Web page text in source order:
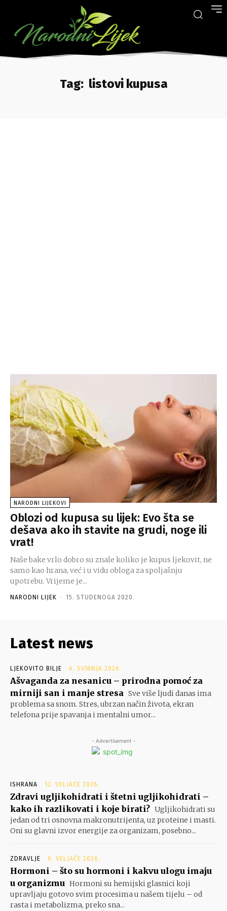
Tag: listovi kupusa
NARODNI LIJEKOVI
Oblozi od kupusa su lijek: Evo šta se
dešava ako ih stavite na grudi, noge ili
vrat!
Naše bake vrlo dobro su znale koliko je kupus ljekovit, ne
samo kao hrana, već i u vidu obloga za spoljašnju
upotrebu. Vrijeme je...
NARODNI LIJEK - 15. STUDENOGA 2020.
Latest news
LJEKOVITO BILJE 6. SVIBNJA 2026.
Ašvaganda za nesanicu – prirodna pomoć za
mirniji san i manje stresa Sve više ljudi danas ima
problema sa snom. Stres, ubrzan način života, ekran
telefona prije spavanja i mentalni umor...
- Advertisement -
ISHRANA 12. VELJAČE 2026.
Zdravi ugljikohidrati i štetni ugljikohidrati –
kako ih razlikovati i koje birati? Ugljikohidrati su
jedan od tri osnovna makronutrijenta, uz proteine i masti.
Oni su glavni izvor energije za organizam, posebno...
ZDRAVLJE 9. VELJAČE 2026.
Hormoni – što su hormoni i kakvu ulogu imaju
u organizmu Hormoni su hemijski glasnici koji
upravljaju gotovo svim procesima u našem tijelu – od
rasta i metabolizma, preko sna...